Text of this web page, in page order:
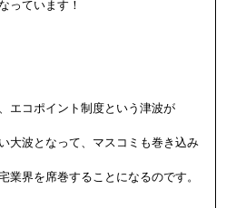
っています！
エコポイント制度という津波が
大波となって、マスコミも巻き込み
業界を席巻することになるのです。